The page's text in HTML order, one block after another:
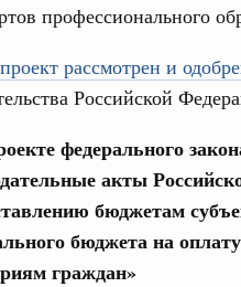
профессионального
рассмотрен и
Российской
федерального
акты
бюджетам
бюджета на
граждан»
30 июля, четверг
совершит
округ
Правительства
23 июля, четверг